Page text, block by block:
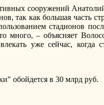
сооружений
так как большая часть
стадионов
много, – объясняет
уже сейчас, когда
обойдется в 30 млрд руб.